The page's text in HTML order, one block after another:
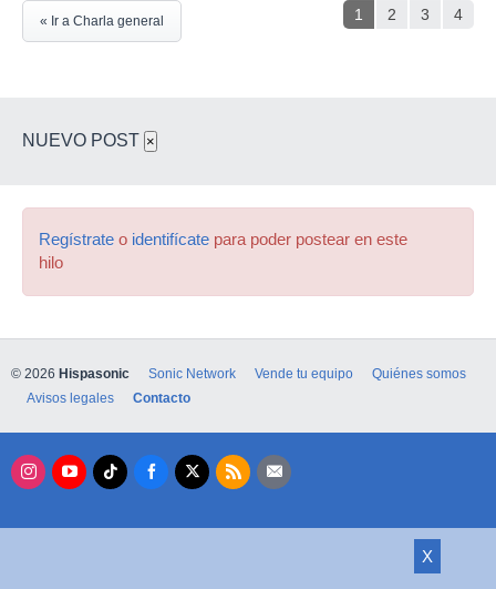
1 2 3 4
« Ir a Charla general
NUEVO POST ×
Regístrate o identifícate para poder postear en este
hilo
X
© 2026 Hispasonic Sonic Network Vende tu equipo
Quiénes somos
Avisos legales
Contacto